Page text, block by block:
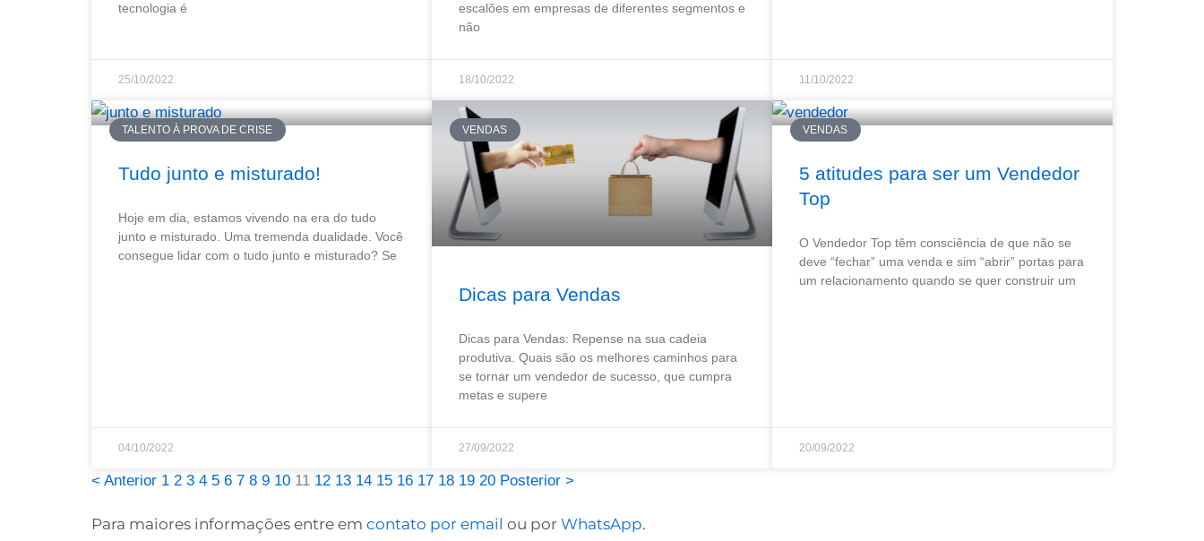
tecnologia é
25/10/2022
escalões em empresas de diferentes segmentos e
não
18/10/2022 11/10/2022
TALENTO À PROVA DE CRISE
Tudo junto e misturado!
Hoje em dia, estamos vivendo na era do tudo
junto e misturado. Uma tremenda dualidade. Você
consegue lidar com o tudo junto e misturado? Se
04/10/2022
VENDAS
Dicas para Vendas
Dicas para Vendas: Repense na sua cadeia
produtiva. Quais são os melhores caminhos para
se tornar um vendedor de sucesso, que cumpra
metas e supere
27/09/2022
VENDAS
5 atitudes para ser um Vendedor
Top
O Vendedor Top têm consciência de que não se
deve “fechar” uma venda e sim “abrir” portas para
um relacionamento quando se quer construir um
20/09/2022
< Anterior 1 2 3 4 5 6 7 8 9 10 11 12 13 14 15 16 17 18 19 20 Posterior >
Para maiores informações entre em contato por email ou por WhatsApp.